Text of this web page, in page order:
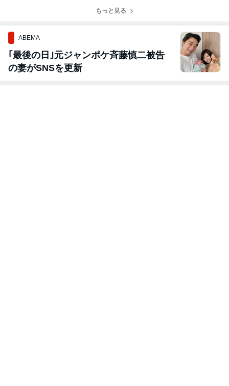
もっと見る
ABEMA
｢最後の日｣元ジャンポケ斉藤慎二被告
の妻がSNSを更新